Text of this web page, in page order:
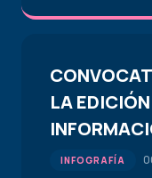
LA
INFOGRAFÍA